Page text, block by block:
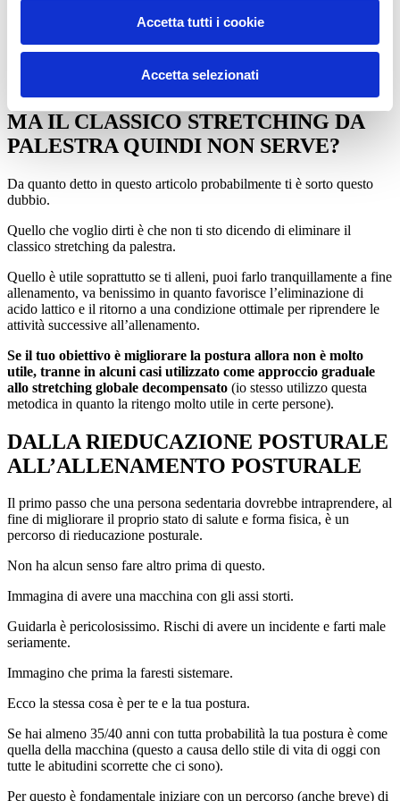
Accetta tutti i cookie
Accetta selezionati
Se invece sei un atleta, e quindi hai bisogno anche di migliorare la
performance oltre a migliorare la postura, allora ti consiglio uno
E a questo punto ne approfitto per introdurti all’argomento più
ampio di allenamento posturale.
MA IL CLASSICO STRETCHING DA
PALESTRA QUINDI NON SERVE?
Da quanto detto in questo articolo probabilmente ti è sorto questo
dubbio.
Quello che voglio dirti è che non ti sto dicendo di eliminare il
classico stretching da palestra.
Quello è utile soprattutto se ti alleni, puoi farlo tranquillamente a fine
allenamento, va benissimo in quanto favorisce l’eliminazione di
acido lattico e il ritorno a una condizione ottimale per riprendere le
attività successive all’allenamento.
Se il tuo obiettivo è migliorare la postura allora non è molto
utile, tranne in alcuni casi utilizzato come approccio graduale
allo stretching globale decompensato (io stesso utilizzo questa
metodica in quanto la ritengo molto utile in certe persone).
DALLA RIEDUCAZIONE POSTURALE
ALL’ALLENAMENTO POSTURALE
Il primo passo che una persona sedentaria dovrebbe intraprendere, al
fine di migliorare il proprio stato di salute e forma fisica, è un
percorso di rieducazione posturale.
Non ha alcun senso fare altro prima di questo.
Immagina di avere una macchina con gli assi storti.
Guidarla è pericolosissimo. Rischi di avere un incidente e farti male
seriamente.
Immagino che prima la faresti sistemare.
Ecco la stessa cosa è per te e la tua postura.
Se hai almeno 35/40 anni con tutta probabilità la tua postura è come
quella della macchina (questo a causa dello stile di vita di oggi con
tutte le abitudini scorrette che ci sono).
Per questo è fondamentale iniziare con un percorso (anche breve) di